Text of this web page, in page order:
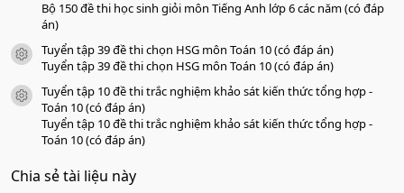
Bộ 150 đề thi học sinh giỏi môn Tiếng Anh lớp 6 các năm (có đáp
án)
icon tài liệu
Tuyển tập 39 đề thi chọn HSG môn Toán 10 (có đáp án)
Tuyển tập 39 đề thi chọn HSG môn Toán 10 (có đáp án)
icon tài liệu
Tuyển tập 10 đề thi trắc nghiệm khảo sát kiến thức tổng hợp -
Toán 10 (có đáp án)
Tuyển tập 10 đề thi trắc nghiệm khảo sát kiến thức tổng hợp -
Toán 10 (có đáp án)
Chia sẻ tài liệu này